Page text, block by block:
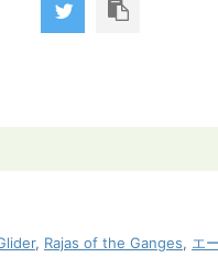
, Rajas of the Ganges, エ